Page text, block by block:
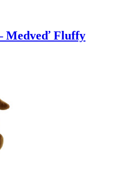
Medveď Fluffy